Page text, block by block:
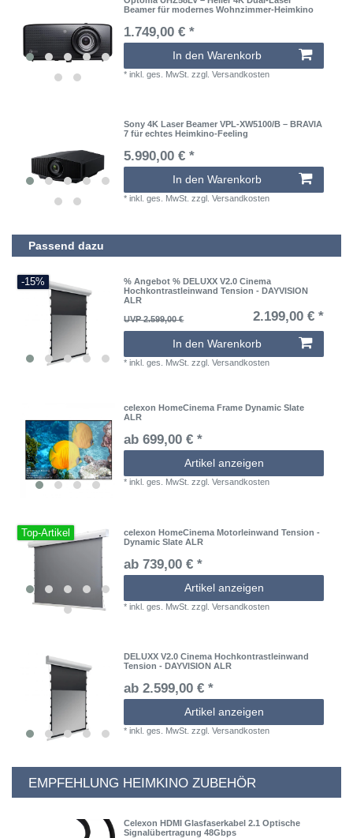
Beamer für modernes Wohnzimmer-Heimkino
1.749,00 € *
In den Warenkorb
*inkl. ges. MwSt. zzgl.Versandkosten
Sony 4K Laser Beamer VPL-XW5100/B – BRAVIA
7 für echtes Heimkino-Feeling
5.990,00 € *
In den Warenkorb
*inkl. ges. MwSt. zzgl.Versandkosten
Passend dazu
-15%
% Angebot % DELUXX V2.0 Cinema
Hochkontrastleinwand Tension - DAYVISION
ALR
UVP 2.599,00 €
2.199,00 € *
In den Warenkorb
*inkl. ges. MwSt. zzgl.Versandkosten
celexon HomeCinema Frame Dynamic Slate
ALR
ab 699,00 € *
Artikel anzeigen
*inkl. ges. MwSt. zzgl.Versandkosten
Top-Artikel
celexon HomeCinema Motorleinwand Tension -
Dynamic Slate ALR
ab 739,00 € *
Artikel anzeigen
*inkl. ges. MwSt. zzgl.Versandkosten
DELUXX V2.0 Cinema Hochkontrastleinwand
Tension - DAYVISION ALR
ab 2.599,00 € *
Artikel anzeigen
*inkl. ges. MwSt. zzgl.Versandkosten
EMPFEHLUNG HEIMKINO ZUBEHÖR
Celexon HDMI Glasfaserkabel 2.1 Optische
Signalübertragung 48Gbps